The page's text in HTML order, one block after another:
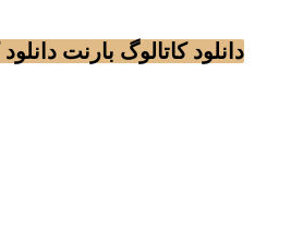
دانلود کاتالوگ بارنت